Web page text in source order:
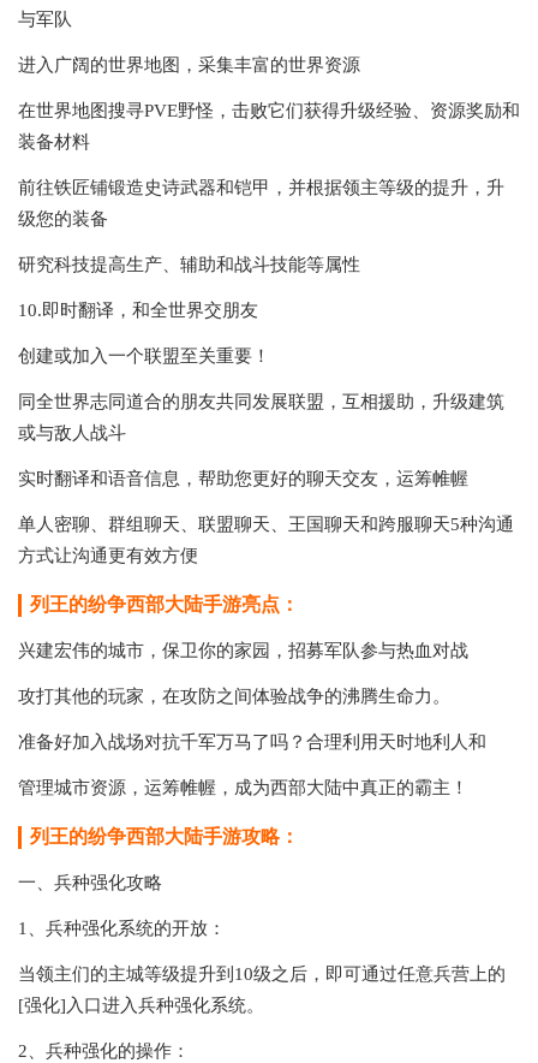
与军队
进入广阔的世界地图，采集丰富的世界资源
在世界地图搜寻PVE野怪，击败它们获得升级经验、资源奖励和
装备材料
前往铁匠铺锻造史诗武器和铠甲，并根据领主等级的提升，升
级您的装备
研究科技提高生产、辅助和战斗技能等属性
10.即时翻译，和全世界交朋友
创建或加入一个联盟至关重要！
同全世界志同道合的朋友共同发展联盟，互相援助，升级建筑
或与敌人战斗
实时翻译和语音信息，帮助您更好的聊天交友，运筹帷幄
单人密聊、群组聊天、联盟聊天、王国聊天和跨服聊天5种沟通
方式让沟通更有效方便
列王的纷争西部大陆手游亮点：
兴建宏伟的城市，保卫你的家园，招募军队参与热血对战
攻打其他的玩家，在攻防之间体验战争的沸腾生命力。
准备好加入战场对抗千军万马了吗？合理利用天时地利人和
管理城市资源，运筹帷幄，成为西部大陆中真正的霸主！
列王的纷争西部大陆手游攻略：
一、兵种强化攻略
1、兵种强化系统的开放：
当领主们的主城等级提升到10级之后，即可通过任意兵营上的
[强化]入口进入兵种强化系统。
2、兵种强化的操作：